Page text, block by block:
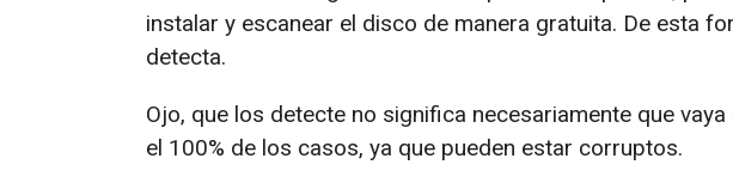
instalar y escanear el disco de manera gratuita. De esta
detecta.
Ojo, que los detecte no significa necesariamente que
el 100% de los casos, ya que pueden estar corruptos.